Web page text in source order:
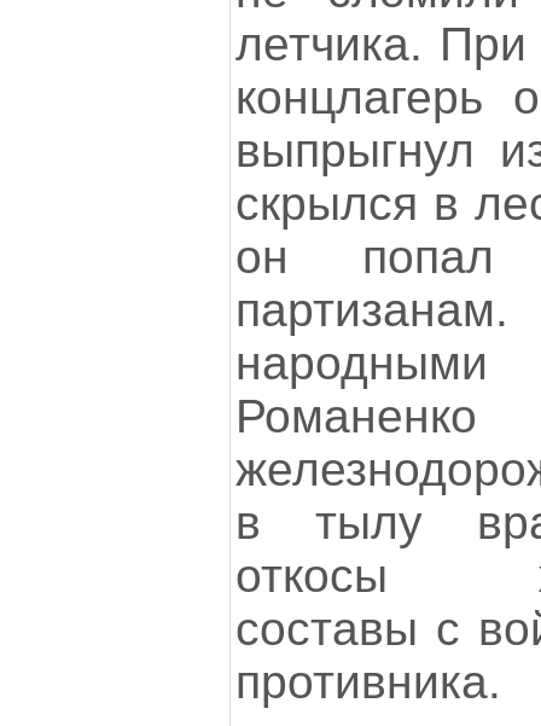
летчика. При
концлагерь
выпрыгнул
скрылся в
он попал
в тылу
откосы
составы с
противника.